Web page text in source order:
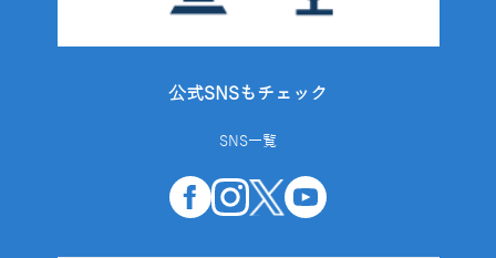
公式SNSもチェック
SNS一覧